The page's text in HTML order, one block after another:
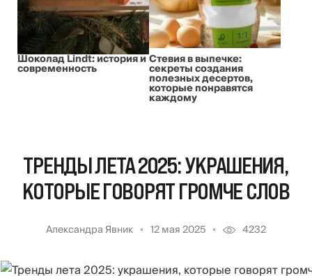
Шоколад Lindt: история и
современность
Стевия в выпечке:
секреты создания
полезных десертов,
которые понравятся
каждому
ТРЕНДЫ ЛЕТА 2025: УКРАШЕНИЯ,
КОТОРЫЕ ГОВОРЯТ ГРОМЧЕ СЛОВ
Александра Явник 12 мая 2025 4232